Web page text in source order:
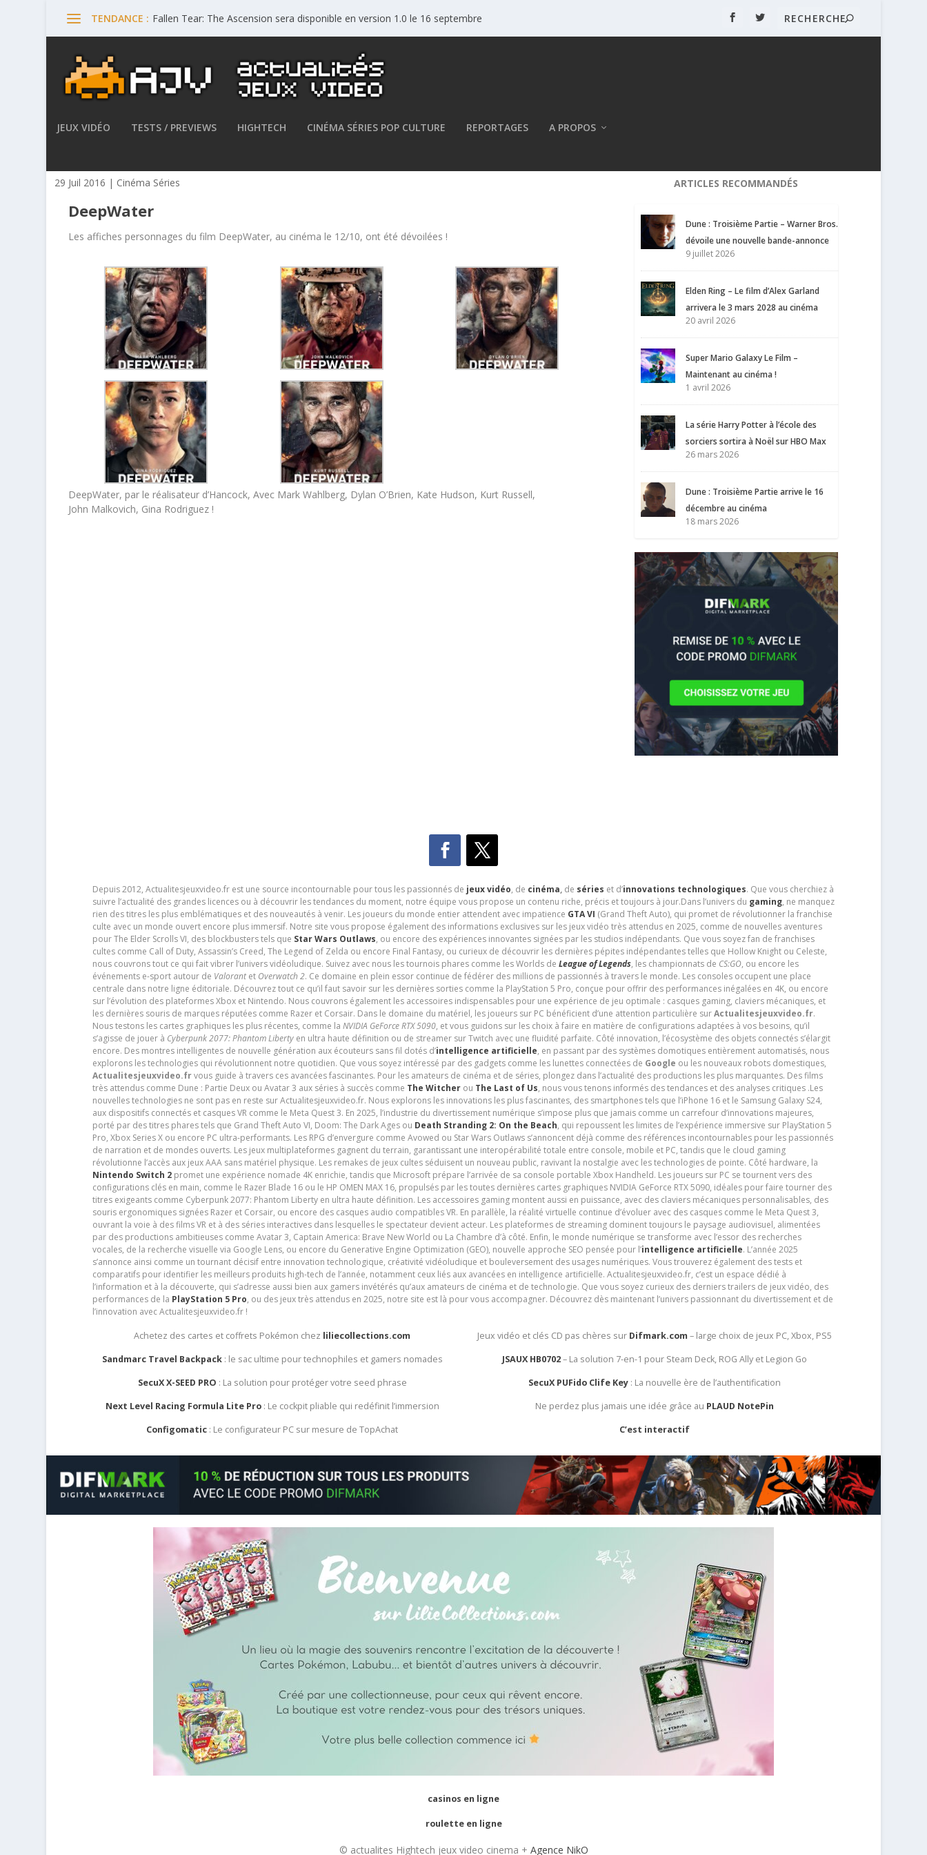
TENDANCE : Fallen Tear: The Ascension sera disponible en version 1.0 le 16 septembre
JEUX VIDÉO TESTS / PREVIEWS HIGHTECH CINÉMA SÉRIES POP CULTURE REPORTAGES A PROPOS
29 Juil 2016 | Cinéma Séries
DeepWater
Les affiches personnages du film DeepWater, au cinéma le 12/10, ont été dévoilées !
DeepWater, par le réalisateur d’Hancock, Avec Mark Wahlberg, Dylan O’Brien, Kate Hudson, Kurt Russell,
John Malkovich, Gina Rodriguez !
ARTICLES RECOMMANDÉS
Dune : Troisième Partie – Warner Bros.
dévoile une nouvelle bande-annonce
9 juillet 2026
Elden Ring – Le film d’Alex Garland
arrivera le 3 mars 2028 au cinéma
20 avril 2026
Super Mario Galaxy Le Film –
Maintenant au cinéma !
1 avril 2026
La série Harry Potter à l’école des
sorciers sortira à Noël sur HBO Max
26 mars 2026
Dune : Troisième Partie arrive le 16
décembre au cinéma
18 mars 2026
Depuis 2012, Actualitesjeuxvideo.fr est une source incontournable pour tous les passionnés de jeux vidéo, de cinéma,de séries et d’innovations technologiques. Que vous cherchiez à
suivre l’actualité des grandes licences ou à découvrir les tendances du moment, notre équipe vous propose un contenu riche, précis et toujours à jour.Dans l’univers du gaming, ne manquez
rien des titres les plus emblématiques et des nouveautés à venir. Les joueurs du monde entier attendent avec impatience GTA VI (Grand Theft Auto), qui promet de révolutionner la franchise
culte avec un monde ouvert encore plus immersif. Notre site vous propose également des informations exclusives sur les jeux vidéo très attendus en 2025, comme de nouvelles aventures
pour The Elder Scrolls VI, des blockbusters tels que Star Wars Outlaws, ou encore des expériences innovantes signées par les studios indépendants. Que vous soyez fan de franchises
cultes comme Call of Duty, Assassin’s Creed, The Legend of Zelda ou encore Final Fantasy, ou curieux de découvrir les dernières pépites indépendantes telles que Hollow Knight ou Celeste,
nous couvrons tout ce qui fait vibrer l’univers vidéoludique. Suivez avec nous les tournois phares comme les Worlds de League of Legends, les championnats de CS:GO, ou encore les
événements e-sport autour de Valorantet Overwatch 2. Ce domaine en plein essor continue de fédérer des millions de passionnés à travers le monde. Les consoles occupent une place
centrale dans notre ligne éditoriale. Découvrez tout ce qu’il faut savoir sur les dernières sorties comme la PlayStation 5 Pro, conçue pour offrir des performances inégalées en 4K, ou encore
sur l’évolution des plateformes Xbox et Nintendo. Nous couvrons également les accessoires indispensables pour une expérience de jeu optimale : casques gaming, claviers mécaniques, et
les dernières souris de marques réputées comme Razer et Corsair. Dans le domaine du matériel, les joueurs sur PC bénéficient d’une attention particulière surActualitesjeuxvideo.fr.
Nous testons les cartes graphiques les plus récentes, comme la NVIDIA GeForce RTX 5090, et vous guidons sur les choix à faire en matière de configurations adaptées à vos besoins, qu’il
s’agisse de jouer à Cyberpunk 2077: Phantom Libertyen ultra haute définition ou de streamer sur Twitch avec une fluidité parfaite. Côté innovation, l’écosystème des objets connectés s’élargit
encore. Des montres intelligentes de nouvelle génération aux écouteurs sans fil dotés d’intelligence artificielle, en passant par des systèmes domotiques entièrement automatisés, nous
explorons les technologies qui révolutionnent notre quotidien. Que vous soyez intéressé par des gadgets comme les lunettes connectées de Google ou les nouveaux robots domestiques,
Actualitesjeuxvideo.frvous guide à travers ces avancées fascinantes. Pour les amateurs de cinéma et de séries, plongez dans l’actualité des productions les plus marquantes. Des films
très attendus comme Dune : Partie Deux ou Avatar 3 aux séries à succès comme The Witcherou The Last of Us, nous vous tenons informés des tendances et des analyses critiques .Les
nouvelles technologies ne sont pas en reste sur Actualitesjeuxvideo.fr. Nous explorons les innovations les plus fascinantes, des smartphones tels que l’iPhone 16 et le Samsung Galaxy S24,
aux dispositifs connectés et casques VR comme le Meta Quest 3. En 2025, l’industrie du divertissement numérique s’impose plus que jamais comme un carrefour d’innovations majeures,
porté par des titres phares tels que Grand Theft Auto VI, Doom: The Dark Ages ou Death Stranding 2: On the Beach, qui repoussent les limites de l’expérience immersive sur PlayStation 5
Pro, Xbox Series X ou encore PC ultra-performants. Les RPG d’envergure comme Avowed ou Star Wars Outlaws s’annoncent déjà comme des références incontournables pour les passionnés
de narration et de mondes ouverts. Les jeux multiplateformes gagnent du terrain, garantissant une interopérabilité totale entre console, mobile et PC, tandis que le cloud gaming
révolutionne l’accès aux jeux AAA sans matériel physique. Les remakes de jeux cultes séduisent un nouveau public, ravivant la nostalgie avec les technologies de pointe. Côté hardware, la
Nintendo Switch 2promet une expérience nomade 4K enrichie, tandis que Microsoft prépare l’arrivée de sa console portable Xbox Handheld. Les joueurs sur PC se tournent vers des
configurations clés en main, comme le Razer Blade 16 ou le HP OMEN MAX 16, propulsés par les toutes dernières cartes graphiques NVIDIA GeForce RTX 5090, idéales pour faire tourner des
titres exigeants comme Cyberpunk 2077: Phantom Liberty en ultra haute définition. Les accessoires gaming montent aussi en puissance, avec des claviers mécaniques personnalisables, des
souris ergonomiques signées Razer et Corsair, ou encore des casques audio compatibles VR. En parallèle, la réalité virtuelle continue d’évoluer avec des casques comme le Meta Quest 3,
ouvrant la voie à des films VR et à des séries interactives dans lesquelles le spectateur devient acteur. Les plateformes de streaming dominent toujours le paysage audiovisuel, alimentées
par des productions ambitieuses comme Avatar 3, Captain America: Brave New World ou La Chambre d’à côté. Enfin, le monde numérique se transforme avec l’essor des recherches
vocales, de la recherche visuelle via Google Lens, ou encore du Generative Engine Optimization (GEO), nouvelle approche SEO pensée pour l’intelligence artificielle. L’année 2025
s’annonce ainsi comme un tournant décisif entre innovation technologique, créativité vidéoludique et bouleversement des usages numériques. Vous trouverez également des tests et
comparatifs pour identifier les meilleurs produits high-tech de l’année, notamment ceux liés aux avancées en intelligence artificielle. Actualitesjeuxvideo.fr, c’est un espace dédié à
l’information et à la découverte, qui s’adresse aussi bien aux gamers invétérés qu’aux amateurs de cinéma et de technologie. Que vous soyez curieux des derniers trailers de jeux vidéo, des
performances de la PlayStation 5 Pro, ou des jeux très attendus en 2025, notre site est là pour vous accompagner. Découvrez dès maintenant l’univers passionnant du divertissement et de
l’innovation avec Actualitesjeuxvideo.fr !
Achetez des cartes et coffrets Pokémon chez liliecollections.com
Sandmarc Travel Backpack: le sac ultime pour technophiles et gamers nomades
SecuX X-SEED PRO : La solution pour protéger votre seed phrase
Next Level Racing Formula Lite Pro: Le cockpit pliable qui redéfinit l’immersion
Configomatic : Le configurateur PC sur mesure de TopAchat
Jeux vidéo et clés CD pas chères sur Difmark.com – large choix de jeux PC, Xbox, PS5
JSAUX HB0702– La solution 7-en-1 pour Steam Deck, ROG Ally et Legion Go
SecuX PUFido Clife Key : La nouvelle ère de l’authentification
Ne perdez plus jamais une idée grâce au PLAUD NotePin
C’est interactif
casinos en ligne
roulette en ligne
© actualites Hightech jeux video cinema + Agence NikO